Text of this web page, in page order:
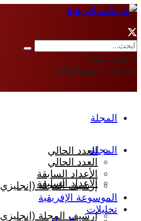
لا توجد نتيجة
مشاهدة جميع النتائج
المجلة
العدد الحالي
الأعداد السابقة
إرشيف المجلة
المجلة
العدد الحالي
الأعداد السابقة
إرشيف المجلة
الموسوعة الإفريقية
تحليلات